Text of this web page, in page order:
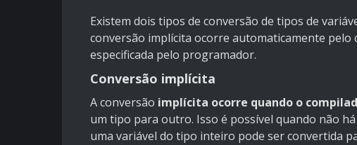
Existem dois tipos de conversão de tipos de
conversão implícita ocorre automaticamente
especificada pelo programador.
Conversão implícita
A conversão implícita ocorre quando o
um tipo para outro. Isso é possível quando não
uma variável do tipo inteiro pode ser convertida